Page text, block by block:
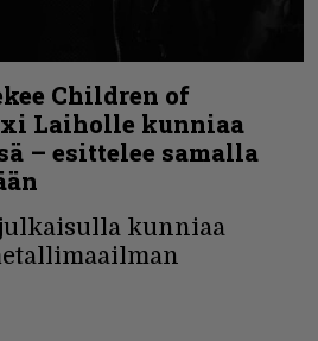
Children of
Laiholle kunniaa
– esittelee samalla
kunniaa